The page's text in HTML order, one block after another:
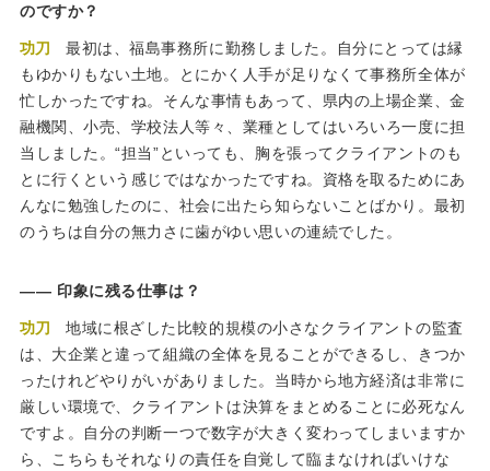
のですか？
功刀
最初は、福島事務所に勤務しました。自分にとっては縁
もゆかりもない土地。とにかく人手が足りなくて事務所全体が
忙しかったですね。そんな事情もあって、県内の上場企業、金
融機関、小売、学校法人等々、業種としてはいろいろ一度に担
当しました。“担当”といっても、胸を張ってクライアントのも
とに行くという感じではなかったですね。資格を取るためにあ
んなに勉強したのに、社会に出たら知らないことばかり。最初
のうちは自分の無力さに歯がゆい思いの連続でした。
印象に残る仕事は？
功刀
地域に根ざした比較的規模の小さなクライアントの監査
は、大企業と違って組織の全体を見ることができるし、きつか
ったけれどやりがいがありました。当時から地方経済は非常に
厳しい環境で、クライアントは決算をまとめることに必死なん
ですよ。自分の判断一つで数字が大きく変わってしまいますか
ら、こちらもそれなりの責任を自覚して臨まなければいけな